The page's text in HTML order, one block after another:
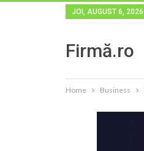
JOI, AUGUST 6, 2026
Firmă.ro
Home Business